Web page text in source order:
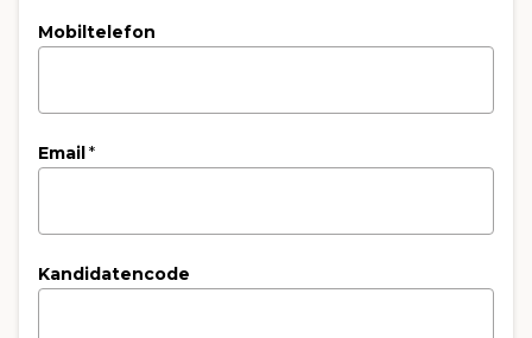
Mobiltelefon
Email *
Kandidatencode